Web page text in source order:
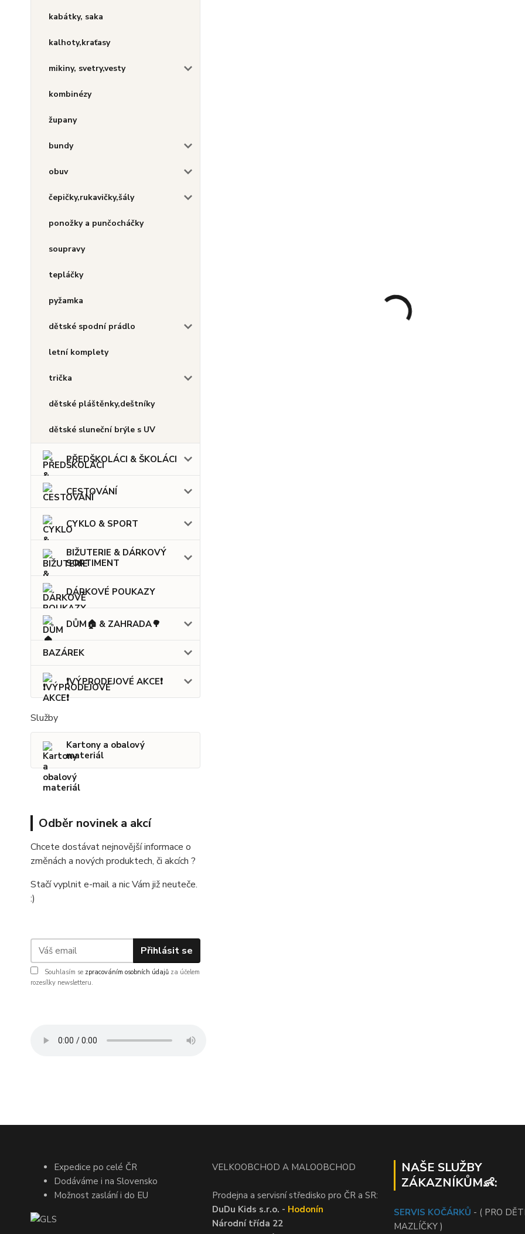
kabátky, saka
kalhoty,kraťasy
mikiny, svetry,vesty
kombinézy
župany
bundy
obuv
čepičky,rukavičky,šály
ponožky a punčocháčky
soupravy
tepláčky
pyžamka
dětské spodní prádlo
letní komplety
trička
dětské pláštěnky,deštníky
dětské sluneční brýle s UV
PŘEDŠKOLÁCI & ŠKOLÁCI
CESTOVÁNÍ
CYKLO & SPORT
BIŽUTERIE & DÁRKOVÝ
SORTIMENT
DÁRKOVÉ POUKAZY
DŮM🏠 & ZAHRADA🌳
BAZÁREK
❗VÝPRODEJOVÉ AKCE❗
Služby
Kartony a obalový
materiál
Odběr novinek a akcí
Chcete dostávat nejnovější informace o
změnách a nových produktech, či akcích ?
Stačí vyplnit e-mail a nic Vám již neuteče.
:)
Přihlásit se
Souhlasím se zpracováním osobních údajů za účelem
rozesílky newsletteru.
Expedice po celé ČR
Dodáváme i na Slovensko
Možnost zaslání i do EU
VELKOOBCHOD A MALOOBCHOD
Prodejna a servisní středisko pro ČR a SR:
DuDu Kids s.r.o. - Hodonín
Národní třída 22
NAŠE SLUŽBY
ZÁKAZNÍKŮM👶:
SERVIS KOČÁRKŮ - ( PRO
MAZLÍČKY )